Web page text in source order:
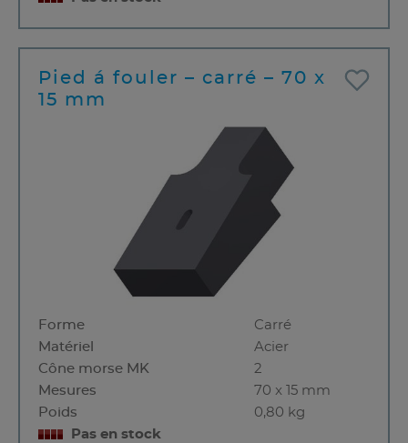
Pied á fouler – carré – 70 x
15 mm
Forme
Carré
Matériel
Acier
Cône morse MK
2
Mesures
70 x 15 mm
Poids
0,80 kg
Pas en stock